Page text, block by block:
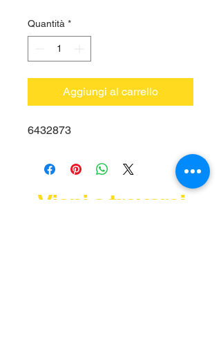
Quantità *
Aggiungi al carrello
6432873
Vieni a trovarci